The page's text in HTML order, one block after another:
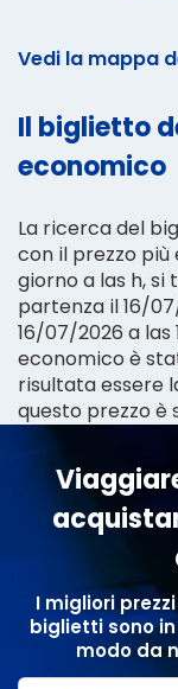
Vedi la mappa
Il biglietto
economico
La ricerca del
con il prezzo
giorno a las h, si
partenza il 16/
16/07/2026 a las
economico è
risultata essere
questo prezzo è
I migliori
biglietti sono
modo da